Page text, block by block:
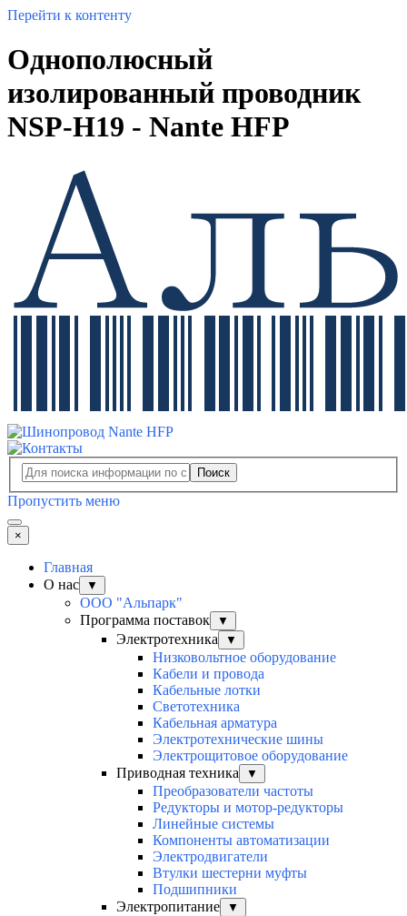
Перейти к контенту
Однополюсный
изолированный проводник
NSP-H19 - Nante HFP
Поиск
Пропустить меню
×
Главная
О нас
▼
ООО "Альпарк"
Программа поставок
▼
Электротехника ▼
Низковольтное оборудование
Кабели и провода
Кабельные лотки
Светотехника
Кабельная арматура
Электротехнические шины
Электрощитовое оборудование
Приводная техника
▼
Преобразователи частоты
Редукторы и мотор-редукторы
Линейные системы
Компоненты автоматизации
Электродвигатели
Втулки шестерни муфты
Подшипники
Электропитание
▼